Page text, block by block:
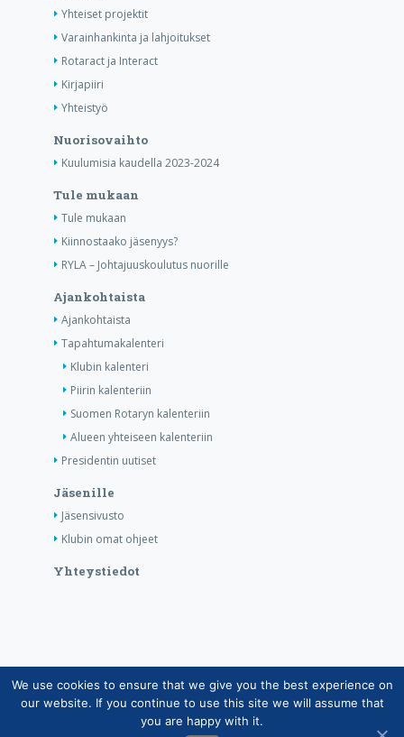
Yhteiset projektit
Varainhankinta ja lahjoitukset
Rotaract ja Interact
Kirjapiiri
Yhteistyö
Nuorisovaihto
Kuulumisia kaudella 2023-2024
Tule mukaan
Tule mukaan
Kiinnostaako jäsenyys?
RYLA – Johtajuuskoulutus nuorille
Ajankohtaista
Ajankohtaista
Tapahtumakalenteri
Klubin kalenteri
Piirin kalenteriin
Suomen Rotaryn kalenteriin
Alueen yhteiseen kalenteriin
Presidentin uutiset
Jäsenille
Jäsensivusto
Klubin omat ohjeet
Yhteystiedot
Copyright © Suomen Rotarypalvelu ry 2026 |
Jäsentietojärjestelmän tietosuojaseloste|Henkilötietojen
käsittely Rotarytoiminnassa
We use cookies to ensure that we give you the best experience on
our website. If you continue to use this site we will assume that
you are happy with it.